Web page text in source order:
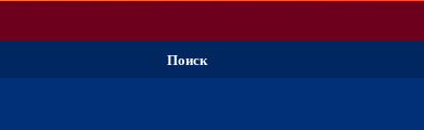
Поиск